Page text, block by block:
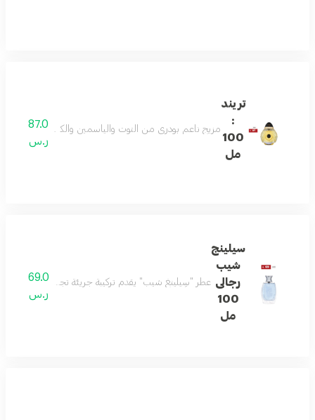
تريند
:
100
مل
مزيج ناعم بودري من التوت والياسمين والكراميل. يلتف
87.0
ر.س
سيلينج
شيب
رجالى
100
مل
عطر "سِيلينغ شيب" يقدم تركيبة جريئة تجمع بين انتعاش
69.0
ر.س